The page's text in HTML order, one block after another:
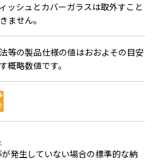
ッシュとカバーガラスは取外すこと
ません。
等の製品仕様の値はおおよその目安
概略数値です。
発生していない場合の標準的な納